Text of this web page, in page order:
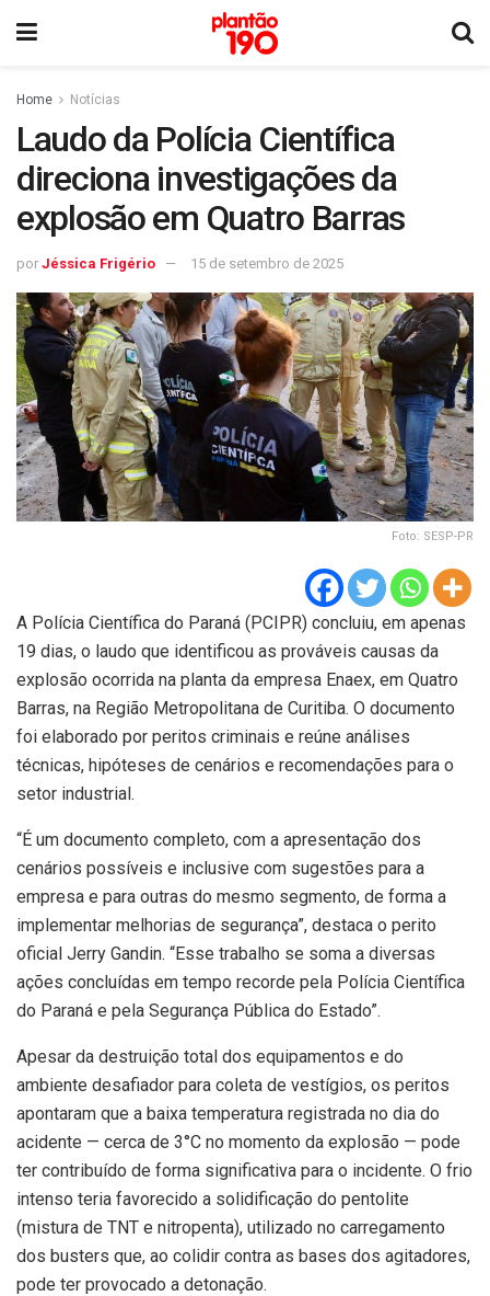
Home Notícias
Laudo da Polícia Científica
direciona investigações da
explosão em Quatro Barras
por Jéssica Frigério 15 de setembro de 2025
Foto: SESP-PR
A Polícia Científica do Paraná (PCIPR) concluiu, em apenas
19 dias, o laudo que identificou as prováveis causas da
explosão ocorrida na planta da empresa Enaex, em Quatro
Barras, na Região Metropolitana de Curitiba. O documento
foi elaborado por peritos criminais e reúne análises
técnicas, hipóteses de cenários e recomendações para o
setor industrial.
“É um documento completo, com a apresentação dos
cenários possíveis e inclusive com sugestões para a
empresa e para outras do mesmo segmento, de forma a
implementar melhorias de segurança”, destaca o perito
oficial Jerry Gandin. “Esse trabalho se soma a diversas
ações concluídas em tempo recorde pela Polícia Científica
do Paraná e pela Segurança Pública do Estado”.
Apesar da destruição total dos equipamentos e do
ambiente desafiador para coleta de vestígios, os peritos
apontaram que a baixa temperatura registrada no dia do
acidente — cerca de 3°C no momento da explosão — pode
ter contribuído de forma significativa para o incidente. O frio
intenso teria favorecido a solidificação do pentolite
(mistura de TNT e nitropenta), utilizado no carregamento
dos busters que, ao colidir contra as bases dos agitadores,
pode ter provocado a detonação.